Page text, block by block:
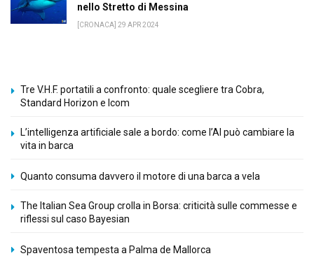
nello Stretto di Messina
[CRONACA] 29 APR 2024
Tre V.H.F. portatili a confronto: quale scegliere tra Cobra,
Standard Horizon e Icom
L’intelligenza artificiale sale a bordo: come l’AI può cambiare la
vita in barca
Quanto consuma davvero il motore di una barca a vela
The Italian Sea Group crolla in Borsa: criticità sulle commesse e
riflessi sul caso Bayesian
Spaventosa tempesta a Palma de Mallorca